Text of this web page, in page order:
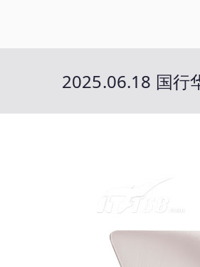
2025.06.18 国行